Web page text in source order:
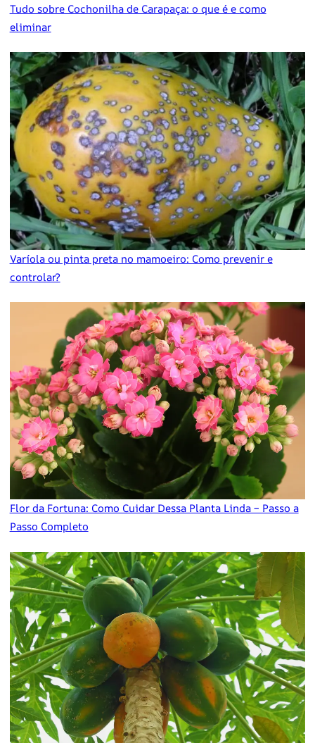
Tudo sobre Cochonilha de Carapaça: o que é e como
eliminar
Varíola ou pinta preta no mamoeiro: Como prevenir e
controlar?
Flor da Fortuna: Como Cuidar Dessa Planta Linda – Passo a
Passo Completo